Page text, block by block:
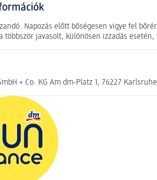
Napozás előtt bőségesen vigye fel
többször javasolt, különösen izzadás
+ Co. KG Am dm-Platz 1, 76227